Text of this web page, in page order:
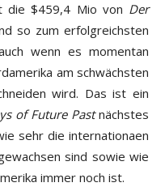
die $459,4 Mio von Der
so zum erfolgreichsten
wenn es momentan
am schwächsten
wird. Das ist ein
of Future Pastnächstes
sehr die internationaen
sind sowie wie
immer noch ist.